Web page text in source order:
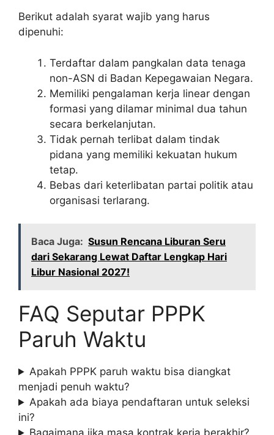
Berikut adalah syarat wajib yang harus
dipenuhi:
Terdaftar dalam pangkalan data tenaga
non-ASN di Badan Kepegawaian Negara.
Memiliki pengalaman kerja linear dengan
formasi yang dilamar minimal dua tahun
secara berkelanjutan.
Tidak pernah terlibat dalam tindak
pidana yang memiliki kekuatan hukum
tetap.
Bebas dari keterlibatan partai politik atau
organisasi terlarang.
Baca Juga: Susun Rencana Liburan Seru
dari Sekarang Lewat Daftar Lengkap Hari
Libur Nasional 2027!
FAQ Seputar PPPK
Paruh Waktu
Apakah PPPK paruh waktu bisa diangkat
menjadi penuh waktu?
Apakah ada biaya pendaftaran untuk seleksi
ini?